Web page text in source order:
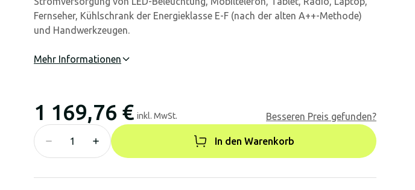
Fernseher, Kühlschrank der Energieklasse E-F (nach der alten A++-Methode)
und Handwerkzeugen.
Mehr Informationen
1 169,76 € inkl. MwSt. Besseren Preis gefunden?
In den Warenkorb